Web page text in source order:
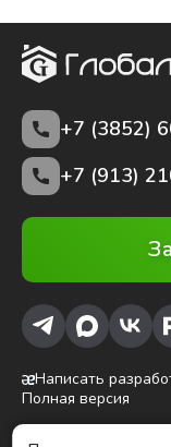
+7 (3852)
+7 (913)
Написать
Полная версия